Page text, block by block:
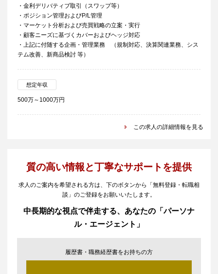
・金利デリバティブ取引（スワップ等）
・ポジション管理およびP/L管理
・マーケット分析および売買戦略の立案・実行
・顧客ニーズに基づくカバーおよびヘッジ対応
・上記に付随する企画・管理業務 （規制対応、決算関連業務、シス
テム改善、新商品検討 等）
想定年収
500万～1000万円
この求人の詳細情報を見る
質の高い情報と丁寧なサポートを提供
求人のご案内を希望される方は、下のボタンから「無料登録・転職相
談」のご登録をお願いいたします。
中長期的な視点で伴走する、あなたの「パーソナ
ル・エージェント」
履歴書・職務経歴書をお持ちの方